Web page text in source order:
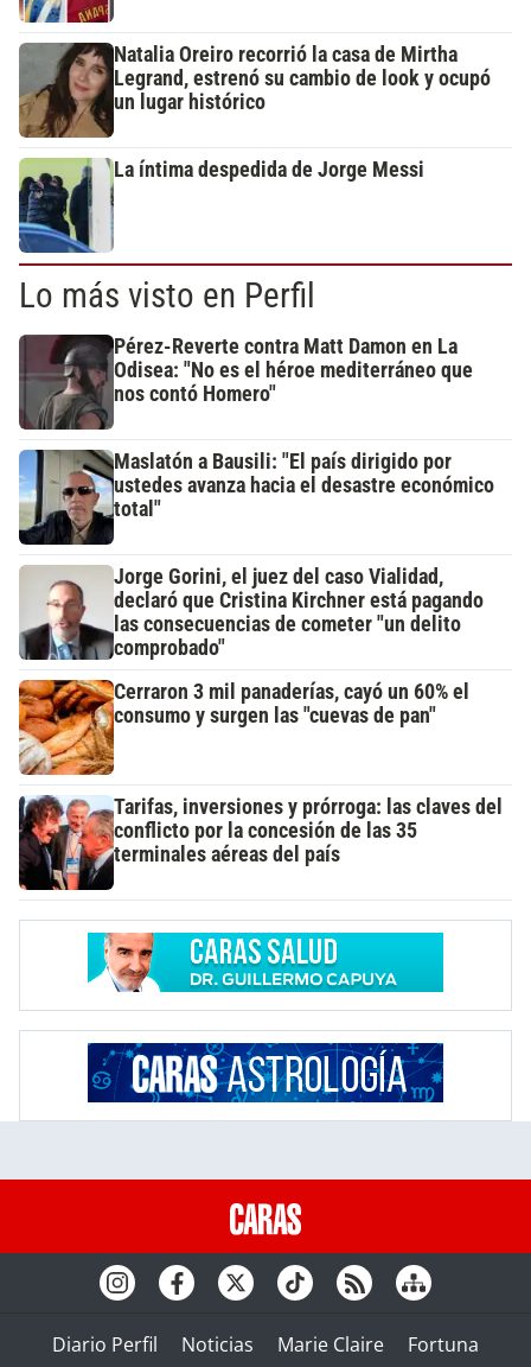
Natalia Oreiro recorrió la casa de Mirtha
Legrand, estrenó su cambio de look y ocupó
un lugar histórico
La íntima despedida de Jorge Messi
Lo más visto en Perfil
Pérez-Reverte contra Matt Damon en La
Odisea: "No es el héroe mediterráneo que
nos contó Homero"
Maslatón a Bausili: "El país dirigido por
ustedes avanza hacia el desastre económico
total"
Jorge Gorini, el juez del caso Vialidad,
declaró que Cristina Kirchner está pagando
las consecuencias de cometer "un delito
comprobado"
Cerraron 3 mil panaderías, cayó un 60% el
consumo y surgen las "cuevas de pan"
Tarifas, inversiones y prórroga: las claves del
conflicto por la concesión de las 35
terminales aéreas del país
Diario Perfil Noticias Marie Claire Fortuna